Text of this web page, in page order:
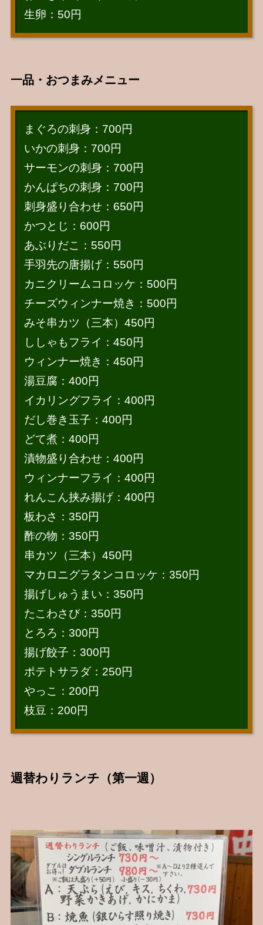
生卵：50円
一品・おつまみメニュー
まぐろの刺身：700円
いかの刺身：700円
サーモンの刺身：700円
かんぱちの刺身：700円
刺身盛り合わせ：650円
かつとじ：600円
あぶりだこ：550円
手羽先の唐揚げ：550円
カニクリームコロッケ：500円
チーズウィンナー焼き：500円
みそ串カツ（三本）450円
ししゃもフライ：450円
ウィンナー焼き：450円
湯豆腐：400円
イカリングフライ：400円
だし巻き玉子：400円
どて煮：400円
漬物盛り合わせ：400円
ウィンナーフライ：400円
れんこん挟み揚げ：400円
板わさ：350円
酢の物：350円
串カツ（三本）450円
マカロニグラタンコロッケ：350円
揚げしゅうまい：350円
たこわさび：350円
とろろ：300円
揚げ餃子：300円
ポテトサラダ：250円
やっこ：200円
枝豆：200円
週替わりランチ（第一週）